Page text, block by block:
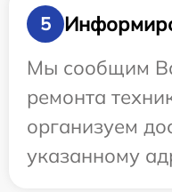
5
Мы сообщим
ремонта
организуем
указанному